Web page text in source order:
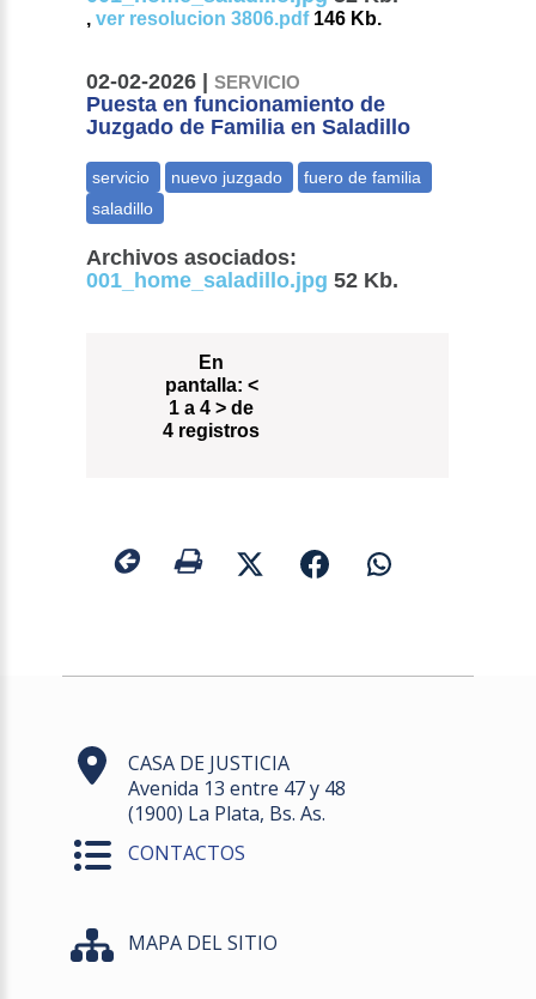
,ver resolucion 3806.pdf146 Kb.
02-02-2026 |SERVICIO
Puesta en funcionamiento de
Juzgado de Familia en Saladillo
Archivos asociados:
001_home_saladillo.jpg 52 Kb.
En
pantalla: <
1 a 4 > de
4 registros
CASA DE JUSTICIA
Avenida 13 entre 47 y 48
(1900) La Plata, Bs. As.
CONTACTOS
MAPA DEL SITIO